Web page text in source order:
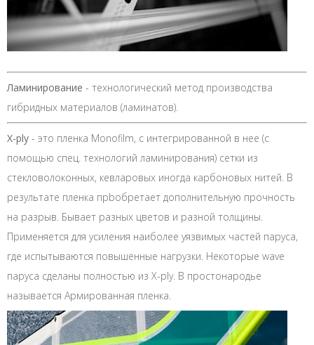
Ламинирование - технологический метод производства
гибридных материалов (ламинатов).
X-ply - это пленка Monofilm, с интегрированной в нее (с
помощью спец. технологий ламинирования) сетки из
стекловолоконных, кевларовых иногда карбоновых нитей. В
результате пленка прbобретает дополнительную прочность
на разрыв. Бывает разных цветов и разной толщины.
Применяется для усиления наиболее уязвимых частей паруса,
где испытываются повышенные нагрузки. Некоторые wave
паруса сделаны полностью из X-ply. В простонародье
называется Армированная пленка.